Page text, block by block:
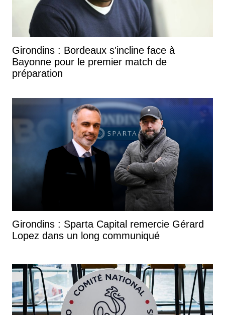
Girondins : Bordeaux s'incline face à
Bayonne pour le premier match de
préparation
Girondins : Sparta Capital remercie Gérard
Lopez dans un long communiqué